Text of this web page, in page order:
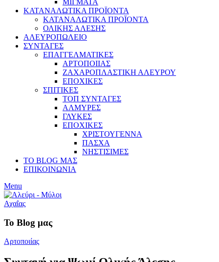
ΜΙΓΜΑΤΑ
ΚΑΤΑΝΑΛΩΤΙΚΑ ΠΡΟΪΟΝΤΑ
ΚΑΤΑΝΑΛΩΤΙΚΑ ΠΡΟΪΟΝΤΑ
ΟΛΙΚΗΣ ΑΛΕΣΗΣ
ΑΛΕΥΡΟΠΩΛΕΙΟ
ΣΥΝΤΑΓΕΣ
ΕΠΑΓΓΕΛΜΑΤΙΚΕΣ
ΑΡΤΟΠΟΙΙΑΣ
ΖΑΧΑΡΟΠΛΑΣΤΙΚΗ ΑΛΕΥΡΟΥ
ΕΠΟΧΙΚΕΣ
ΣΠΙΤΙΚΕΣ
ΤΟΠ ΣΥΝΤΑΓΕΣ
ΑΛΜΥΡΕΣ
ΓΛΥΚΕΣ
ΕΠΟΧΙΚΕΣ
ΧΡΙΣΤΟΥΓΕΝΝΑ
ΠΑΣΧΑ
ΝΗΣΤΙΣΙΜΕΣ
ΤΟ BLOG ΜΑΣ
ΕΠΙΚΟΙΝΩΝΙΑ
Menu
Το Blog μας
Αρτοποιίας